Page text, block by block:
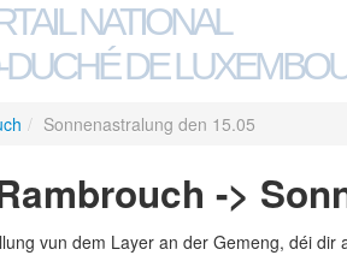
NATIONAL
DE
/ Sonnenastralung den 15.05
->
vun dem Layer an der Gemeng, déi